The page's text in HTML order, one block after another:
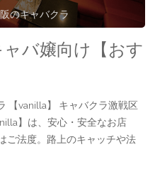
のキャバクラ
バ嬢向け【おす
【vanilla】 キャバクラ激戦区
】は、安心・安全なお店
ご法度。路上のキャッチや法